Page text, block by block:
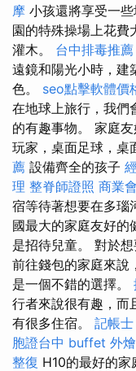
摩 小孩還將享受一
園的特殊操場上花費
灌木。 台中排毒推薦
遠鏡和陽光小時，建
色。 seo點擊軟體價
在地球上旅行，我們
的有趣事物。 家庭
玩家，桌面足球，桌
薦 設備齊全的孩子
理 整脊師證照 商業
宿等待著想要在多瑙
國最大的家庭友好的
是招待兒童。 對於
前往錢包的家庭來說
是一個不錯的選擇。
行者來說很有趣，而
有很多住宿。 記帳
胞證台中 buffet 外燴
整復 H10的最好的